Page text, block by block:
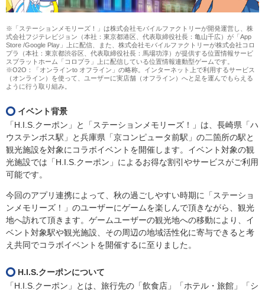
※「ステーションメモリーズ！」は株式会社モバイルファクトリーが開発運営し、株
式会社フジテレビジョン（本社：東京都港区、代表取締役社長：亀山千広）が「App
Store /Google Play」上に配信、また、株式会社モバイルファクトリーが株式会社コロ
プラ（本社：東京都渋谷区、代表取締役社長：馬場功淳）が提供する位置情報サービ
スプラットホーム「コロプラ」上に配信している位置情報連動型ゲームです。
※O2O：「オンラインto オフライン」の略称。インターネット上で利用するサービス
（オンライン）を使って、ユーザーに実店舗（オフライン）へと足を運んでもらえる
ように行う取り組み。
イベント背景
「H.I.S.クーポン」と「ステーションメモリーズ！」は、長崎県「ハ
ウステンボス駅」と兵庫県「京コンピュータ前駅」の二箇所の駅と
観光施設を対象にコラボイベントを開催します。イベント対象の観
光施設では「H.I.S.クーポン」によるお得な割引やサービスがご利用
可能です。
今回のアプリ連携によって、秋の過ごしやすい時期に「ステーショ
ンメモリーズ！」のユーザーにゲームを楽しんで頂きながら、観光
地へ訪れて頂きます。ゲームユーザーの観光地への移動により、イ
ベント対象駅や観光施設、その周辺の地域活性化に寄与できると考
え共同でコラボイベントを開催するに至りました。
H.I.S.クーポンについて
「H.I.S.クーポン」とは、旅行先の「飲食店」「ホテル・旅館」「シ